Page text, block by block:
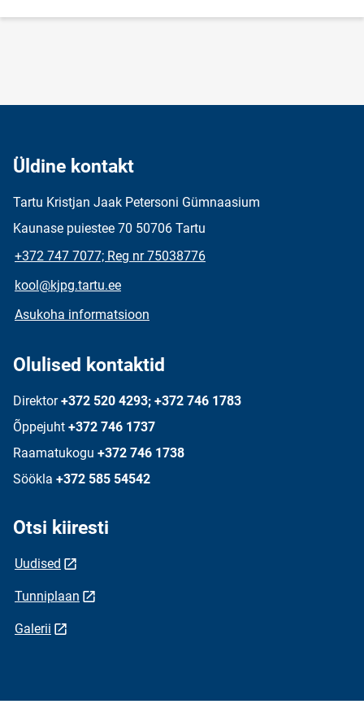
Üldine kontakt
Tartu Kristjan Jaak Petersoni Gümnaasium
Kaunase puiestee 70 50706 Tartu
+372 747 7077; Reg nr 75038776
kool@kjpg.tartu.ee
Asukoha informatsioon
Olulised kontaktid
Direktor +372 520 4293; +372 746 1783
Õppejuht +372 746 1737
Raamatukogu +372 746 1738
Söökla +372 585 54542
Otsi kiiresti
Uudised
Tunniplaan
Galerii